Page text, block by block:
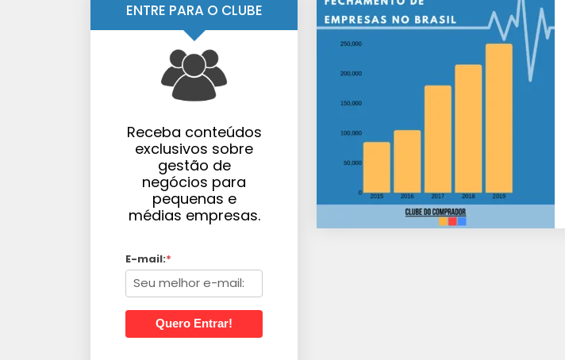
ENTRE PARA O CLUBE
Receba conteúdos
exclusivos sobre
gestão de
negócios para
pequenas e
médias empresas.
E-mail:*
Quero Entrar!